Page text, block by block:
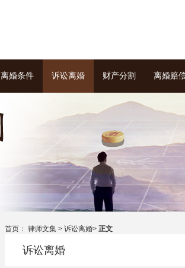
离婚条件 诉讼离婚 财产分割 离婚赔
首页： 律师文集 > 诉讼离婚> 正文
诉讼离婚